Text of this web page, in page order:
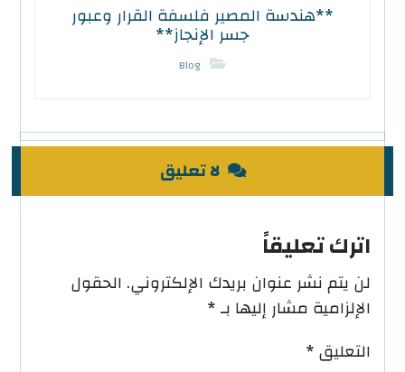
**هندسة المصير فلسفة القرار وعبور
جسر الإنجاز**
Blog
لا تعليق
اترك تعليقاً
لن يتم نشر عنوان بريدك الإلكتروني. الحقول
الإلزامية مشار إليها بـ*
التعليق*